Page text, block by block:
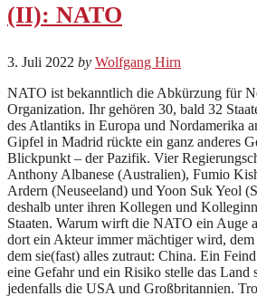
(II): NATO
3. Juli 2022 by Wolfgang Hirn
NATO ist bekanntlich die Abkürzung für
Organization. Ihr gehören 30, bald 32
des Atlantiks in Europa und Nordamerika
Gipfel in Madrid rückte ein ganz anderes
Blickpunkt – der Pazifik. Vier
Anthony Albanese (Australien), Fumio
Ardern (Neuseeland) und Yoon Suk Yeol
deshalb unter ihren Kollegen und
Staaten. Warum wirft die NATO ein Auge
dort ein Akteur immer mächtiger wird,
dem sie(fast) alles zutraut: China. Ein
eine Gefahr und ein Risiko stelle das Land
jedenfalls die USA und Großbritannien.